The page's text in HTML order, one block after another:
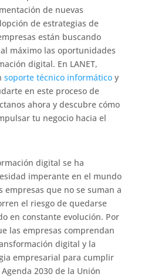
de nuevas
de estrategias de
están buscando
máximo las oportunidades
digital. En LANET,
soporte técnico informáticoy
en este proceso de
ahora y descubre cómo
tu negocio hacia el
digital se ha
imperante en el mundo
empresas que no se suman a
el riesgo de quedarse
en constante evolución. Por
las empresas comprendan
digital y la
empresarial para cumplir
2030 de la Unión